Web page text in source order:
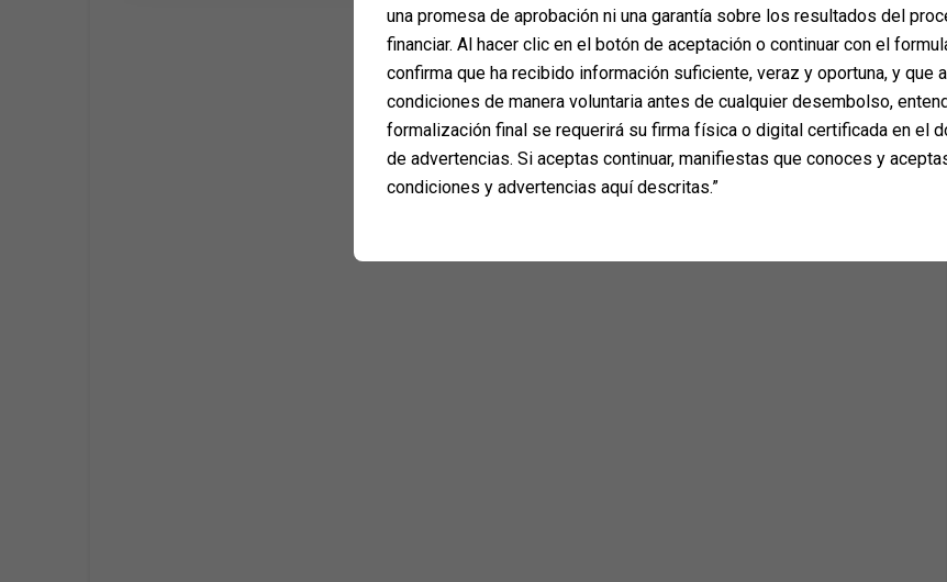
una promesa de aprobación ni una garantía sobre los resultados del
financiar. Al hacer clic en el botón de aceptación o continuar con el
confirma que ha recibido información suficiente, veraz y oportuna, y que
condiciones de manera voluntaria antes de cualquier desembolso,
formalización final se requerirá su firma física o digital certificada en el
de advertencias. Si aceptas continuar, manifiestas que conoces y
condiciones y advertencias aquí descritas.”